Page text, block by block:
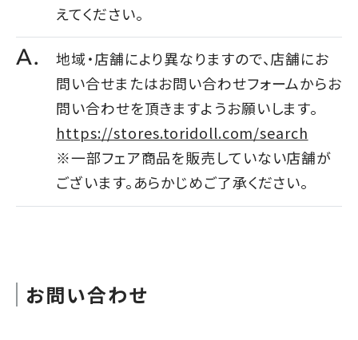
えてください。
地域・店舗により異なりますので、店舗にお
問い合せまたはお問い合わせフォームからお
問い合わせを頂きますようお願いします。
https://stores.toridoll.com/search
※一部フェア商品を販売していない店舗が
ございます。あらかじめご了承ください。
お問い合わせ